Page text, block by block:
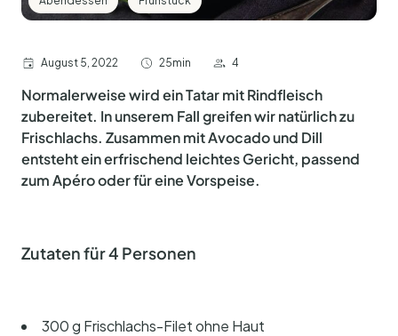
August 5, 2022 25min 4
Normalerweise wird ein Tatar mit Rindfleisch
zubereitet. In unserem Fall greifen wir natürlich zu
Frischlachs. Zusammen mit Avocado und Dill
entsteht ein erfrischend leichtes Gericht, passend
zum Apéro oder für eine Vorspeise.
Zutaten für 4 Personen
300 g Frischlachs-Filet ohne Haut